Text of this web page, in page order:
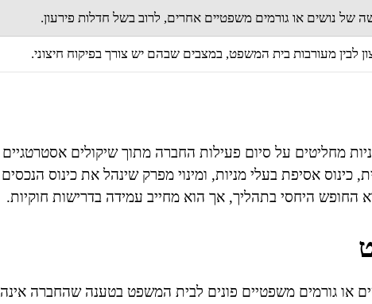
של נושים או גורמים משפטיים אחרים, לרוב בשל חדלות פירעון.
לבין מעורבות בית המשפט, במצבים שבהם יש צורך בפיקוח חיצוני.
מחליטים על סיום פעילות החברה מתוך שיקולים אסטרטגיים
אסיפת בעלי מניות, ומינוי מפרק שינהל את כינוס הנכסים
החופש היחסי בתהליך, אך הוא מחייב עמידה בדרישות חוקיות.
או גורמים משפטיים פונים לבית המשפט בטענה שהחברה אינה